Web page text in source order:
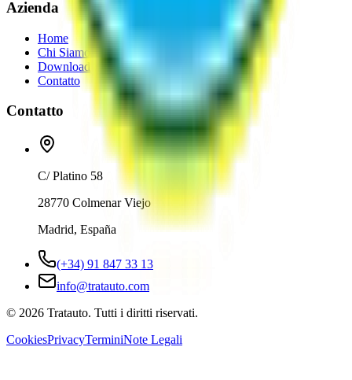
Azienda
Home
Chi Siamo
Download
Contatto
Contatto
C/ Platino 58
28770 Colmenar Viejo
Madrid, España
(+34) 91 847 33 13
info@tratauto.com
© 2026 Tratauto. Tutti i diritti riservati.
CookiesPrivacyTerminiNote Legali